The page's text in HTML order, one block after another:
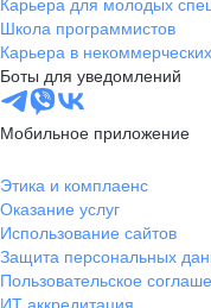
Школа программистов
Карьера в
Боты для уведомлений
Мобильное приложение
Этика и комплаенс
Оказание услуг
Использование сайтов
Защита персональных
Пользовательское